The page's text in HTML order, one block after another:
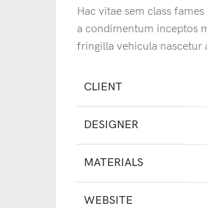
Hac vitae sem class
a condimentum inceptos
fringilla vehicula
CLIENT
DESIGNER
MATERIALS
WEBSITE